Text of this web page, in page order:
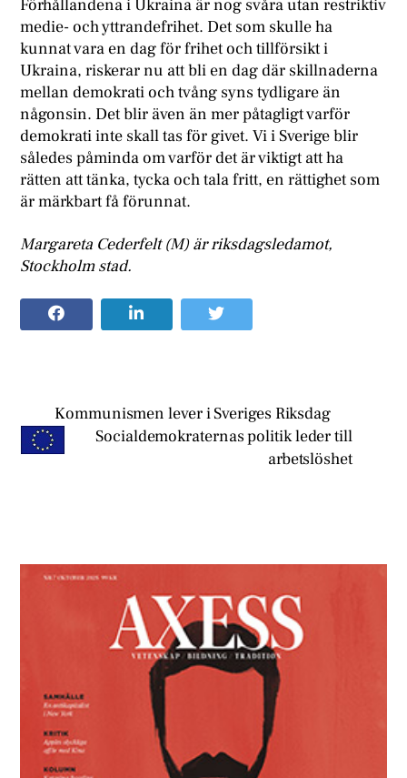
Förhållandena i Ukraina är nog svåra utan restriktiv
medie- och yttrandefrihet. Det som skulle ha
kunnat vara en dag för frihet och tillförsikt i
Ukraina, riskerar nu att bli en dag där skillnaderna
mellan demokrati och tvång syns tydligare än
någonsin. Det blir även än mer påtagligt varför
demokrati inte skall tas för givet. Vi i Sverige blir
således påminda om varför det är viktigt att ha
rätten att tänka, tycka och tala fritt, en rättighet som
är märkbart få förunnat.
Margareta Cederfelt (M) är riksdagsledamot,
Stockholm stad.
Kommunismen lever i Sveriges Riksdag
Socialdemokraternas politik leder till
arbetslöshet